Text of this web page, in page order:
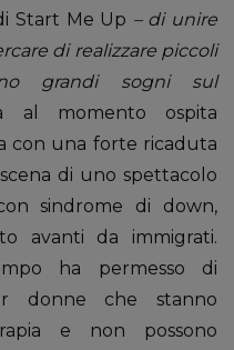
Start Me Up – di unire
di realizzare piccoli
grandi sogni sul
al momento ospita
con una forte ricaduta
di uno spettacolo
sindrome di down,
avanti da immigrati.
ha permesso di
donne che stanno
e non possono